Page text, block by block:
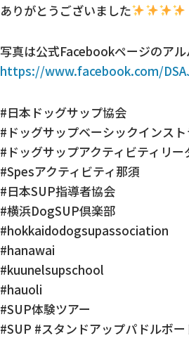
ありがとうございました
写真は公式Facebookページのア
https://www.facebook.com/
#日本ドッグサップ協会
#ドッグサップベーシックインスト
#ドッグサップアクティビティリー
#Spesアクティビティ那須
#日本SUP指導者協会
#横浜DogSUP倶楽部
#hokkaidodogsupassociation
#hanawai
#kuunelsupschool
#hauoli
#SUP体験ツアー
#SUP #スタンドアップパドルボ